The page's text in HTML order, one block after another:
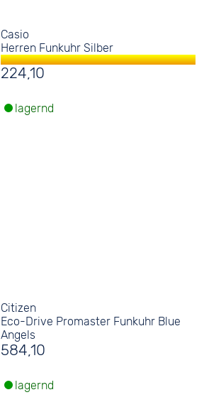
Casio
Herren Funkuhr Silber
224,10
lagernd
Citizen
Eco-Drive Promaster Funkuhr Blue
Angels
584,10
lagernd